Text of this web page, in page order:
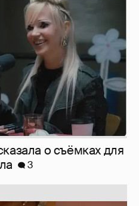
о съёмках для
3